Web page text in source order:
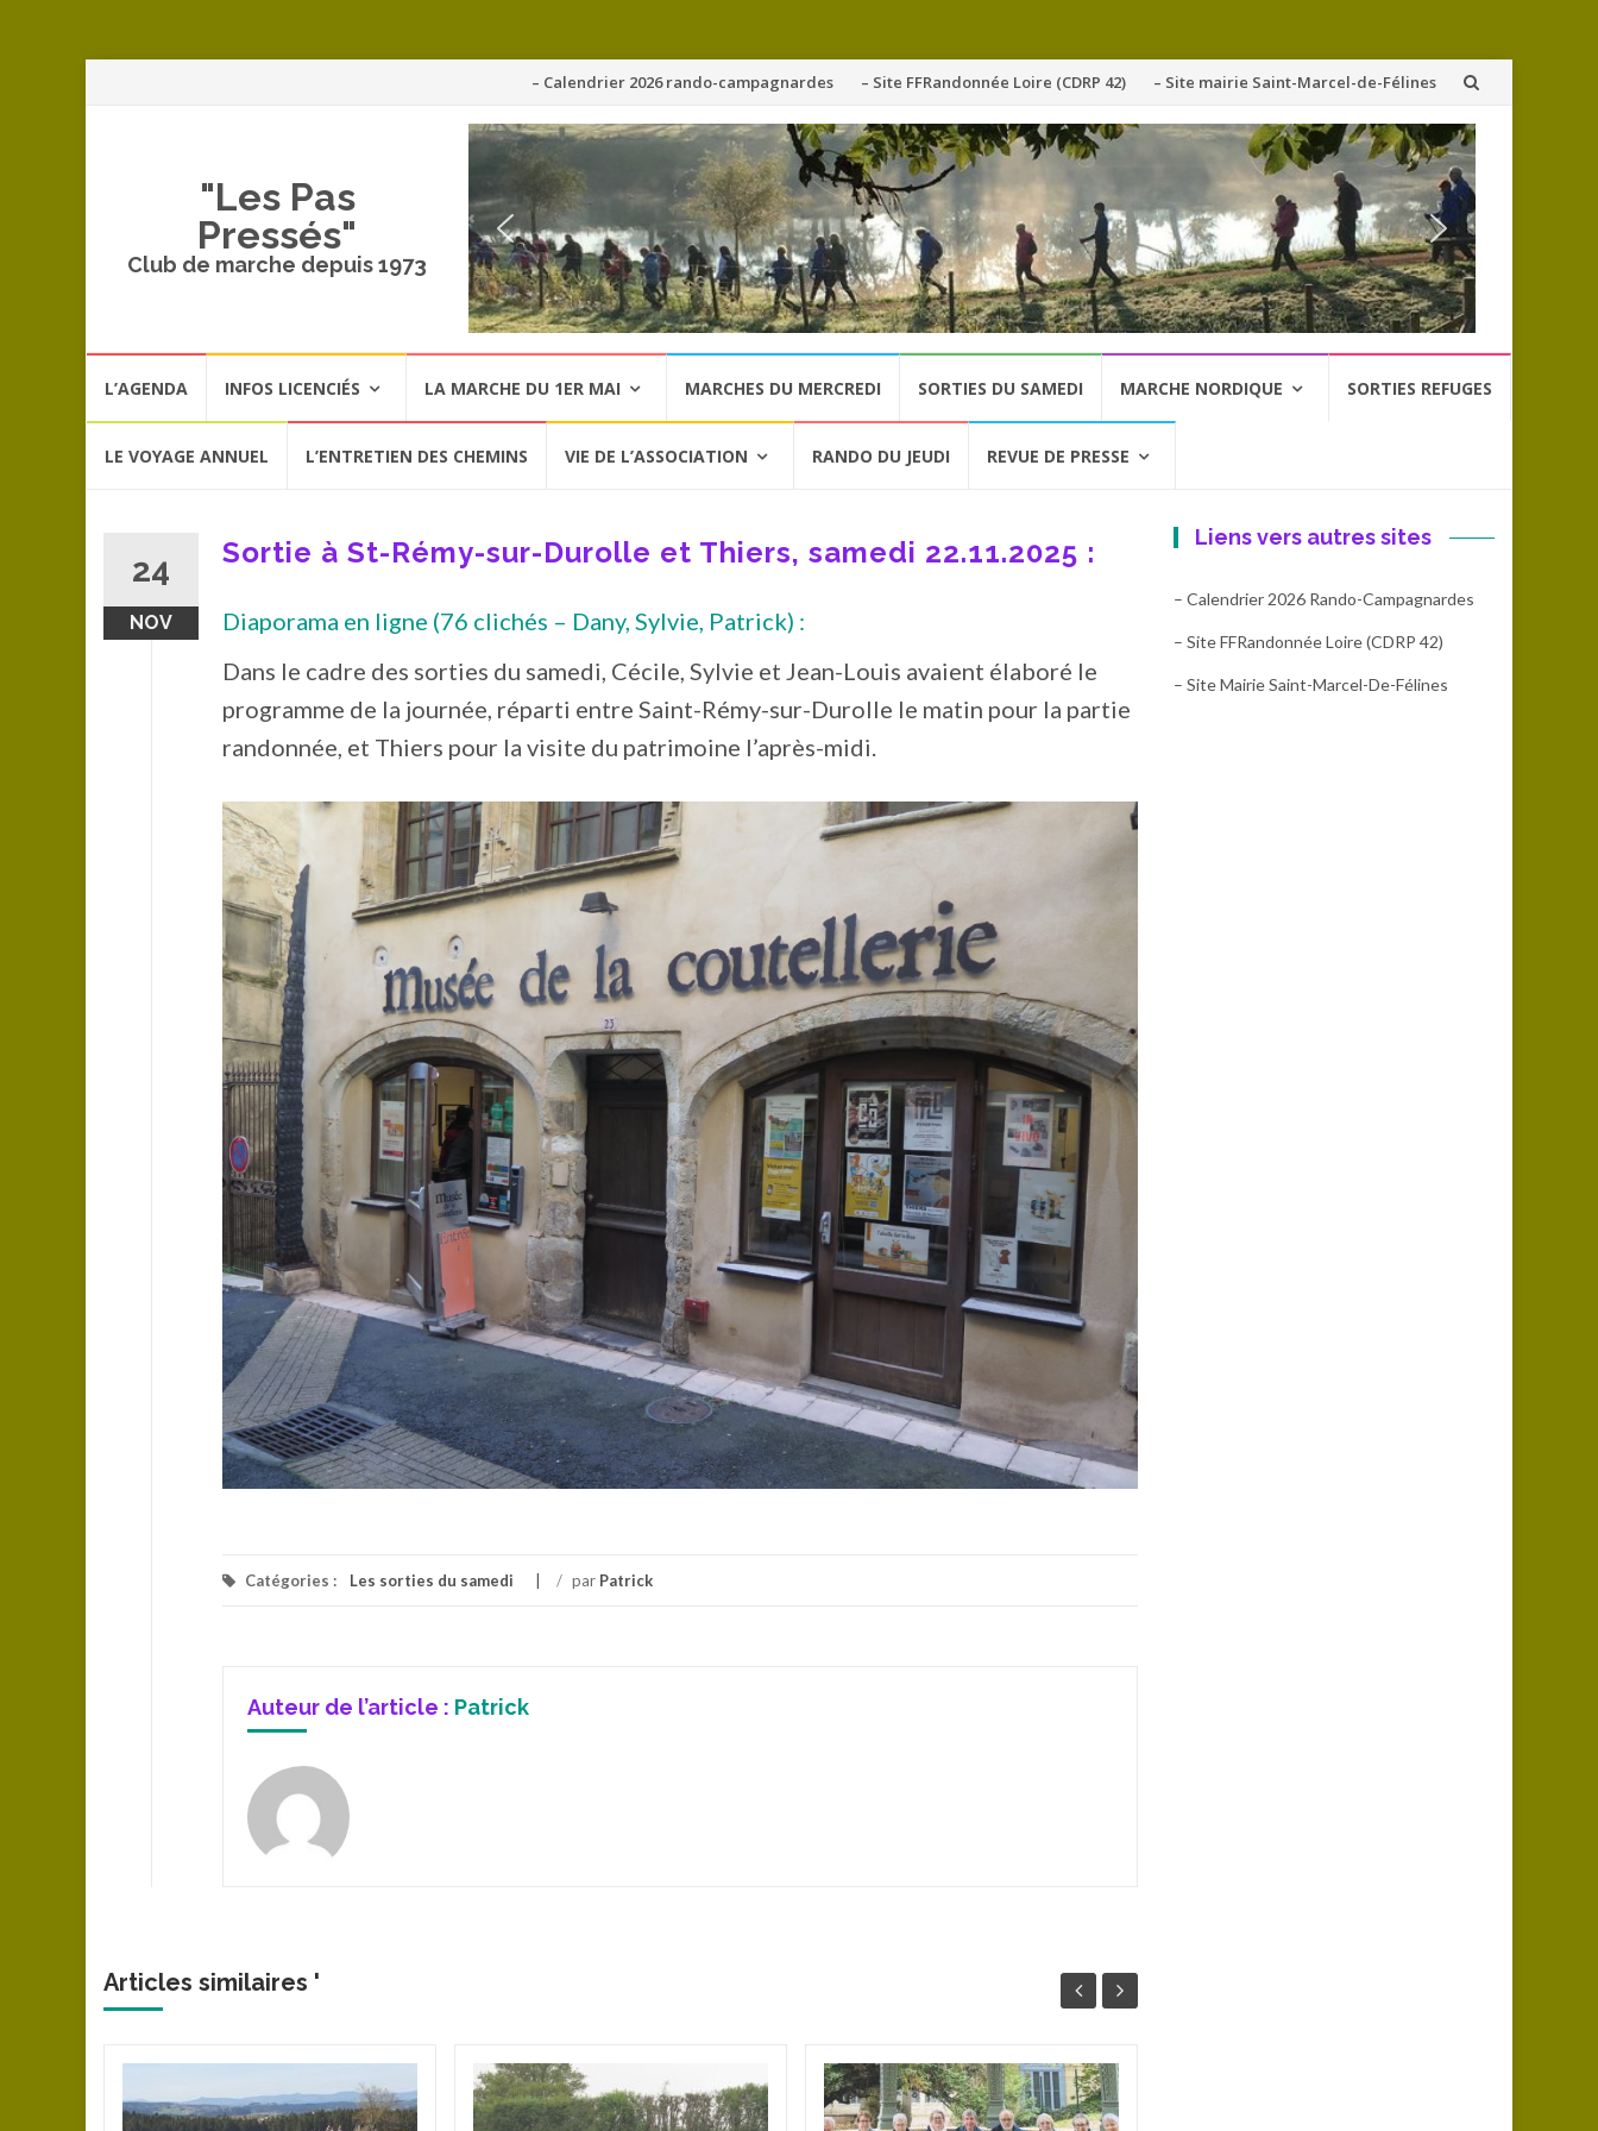
Aller
au
contenu
– Calendrier 2026 rando-campagnardes – Site FFRandonnée Loire (CDRP 42) – Site mairie Saint-Marcel-de-Félines
"Les Pas
Pressés"
Club de marche depuis 1973
contenu
L’AGENDA INFOS LICENCIÉS LA MARCHE DU 1ER MAI MARCHES DU MERCREDI SORTIES DU SAMEDI MARCHE NORDIQUE SORTIES REFUGES
LE VOYAGE ANNUEL L’ENTRETIEN DES CHEMINS VIE DE L’ASSOCIATION RANDO DU JEUDI REVUE DE PRESSE
24
NOV
Sortie à St-Rémy-sur-Durolle et Thiers, samedi 22.11.2025 :
Diaporama en ligne (76 clichés – Dany, Sylvie, Patrick) :
Dans le cadre des sorties du samedi, Cécile, Sylvie et Jean-Louis avaient élaboré le
programme de la journée, réparti entre Saint-Rémy-sur-Durolle le matin pour la partie
randonnée, et Thiers pour la visite du patrimoine l’après-midi.
Catégories : Les sorties du samedi / par Patrick
Auteur de l’article : Patrick
Articles similaires '
Liens vers autres sites
– Calendrier 2026 Rando-Campagnardes
– Site FFRandonnée Loire (CDRP 42)
– Site Mairie Saint-Marcel-De-Félines